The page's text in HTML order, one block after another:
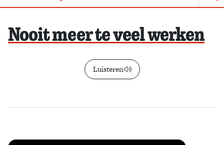
Nooit meer te veel werken
Luisteren